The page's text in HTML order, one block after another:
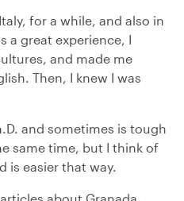
for a while, and also in
a great experience, I
and made me
Then, I knew I was
and sometimes is tough
same time, but I think of
is easier that way.